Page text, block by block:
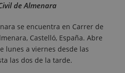
de Almenara
se encuentra en Carrer de
Castelló, España. Abre
lunes a viernes desde las
las dos de la tarde.